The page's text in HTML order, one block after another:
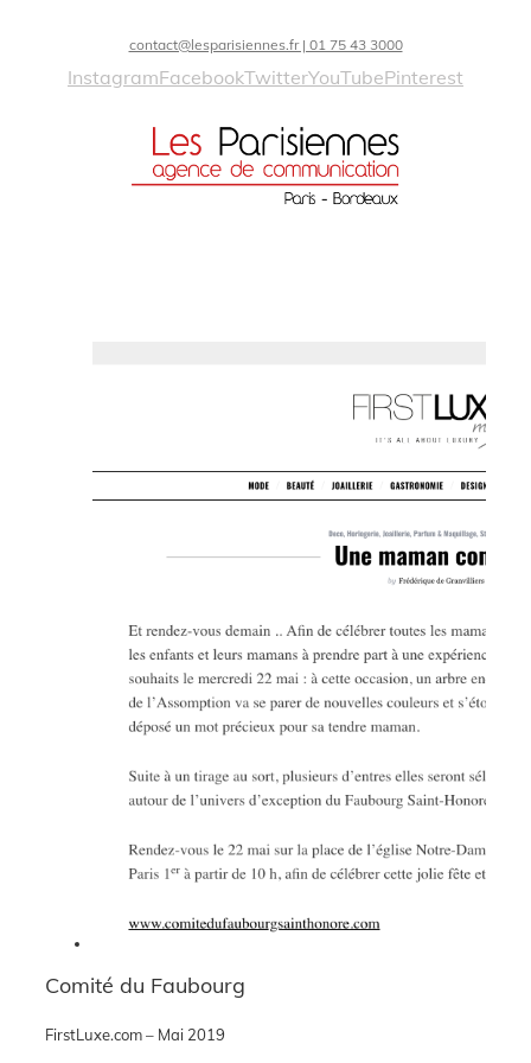
contact@lesparisiennes.fr | 01 75 43 3000
InstagramFacebookTwitterYouTubePinterest
Comité du Faubourg
FirstLuxe.com – Mai 2019